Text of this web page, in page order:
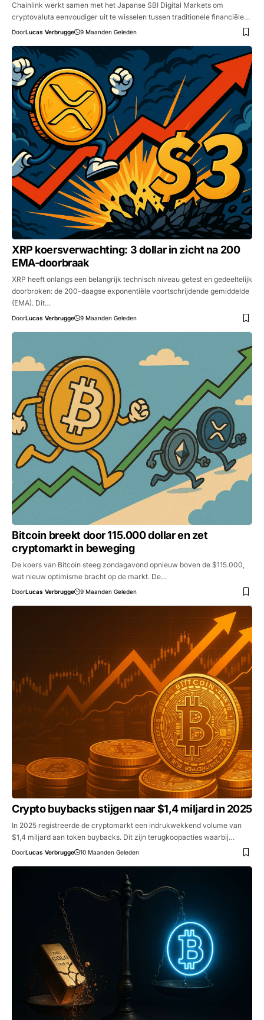
Chainlink werkt samen met het Japanse SBI Digital Markets om
cryptovaluta eenvoudiger uit te wisselen tussen traditionele financiële…
DoorLucas Verbrugge 9 Maanden Geleden
XRP koersverwachting: 3 dollar in zicht na 200
EMA-doorbraak
XRP heeft onlangs een belangrijk technisch niveau getest en gedeeltelijk
doorbroken: de 200-daagse exponentiële voortschrijdende gemiddelde
(EMA). Dit…
DoorLucas Verbrugge 9 Maanden Geleden
Bitcoin breekt door 115.000 dollar en zet
cryptomarkt in beweging
De koers van Bitcoin steeg zondagavond opnieuw boven de $115.000,
wat nieuw optimisme bracht op de markt. De…
DoorLucas Verbrugge 9 Maanden Geleden
Crypto buybacks stijgen naar $1,4 miljard in 2025
In 2025 registreerde de cryptomarkt een indrukwekkend volume van
$1,4 miljard aan token buybacks. Dit zijn terugkoopacties waarbij…
DoorLucas Verbrugge 10 Maanden Geleden